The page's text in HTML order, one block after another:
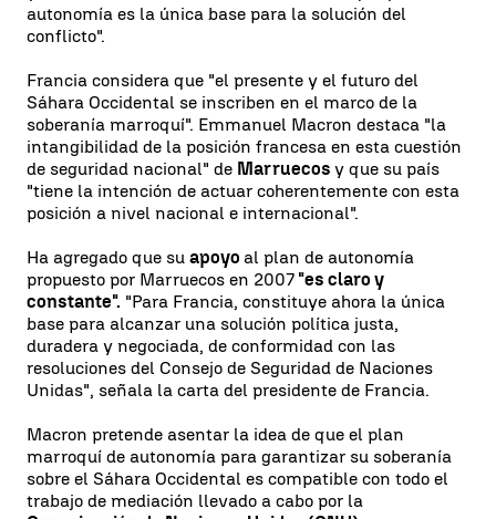
autonomía es la única base para la solución del
conflicto".
Francia considera que "el presente y el futuro del
Sáhara Occidental se inscriben en el marco de la
soberanía marroquí". Emmanuel Macron destaca "la
intangibilidad de la posición francesa en esta cuestión
de seguridad nacional" de Marruecos y que su país
"tiene la intención de actuar coherentemente con esta
posición a nivel nacional e internacional".
Ha agregado que su apoyo al plan de autonomía
propuesto por Marruecos en 2007 "es claro y
constante". "Para Francia, constituye ahora la única
base para alcanzar una solución política justa,
duradera y negociada, de conformidad con las
resoluciones del Consejo de Seguridad de Naciones
Unidas", señala la carta del presidente de Francia.
Macron pretende asentar la idea de que el plan
marroquí de autonomía para garantizar su soberanía
sobre el Sáhara Occidental es compatible con todo el
trabajo de mediación llevado a cabo por la